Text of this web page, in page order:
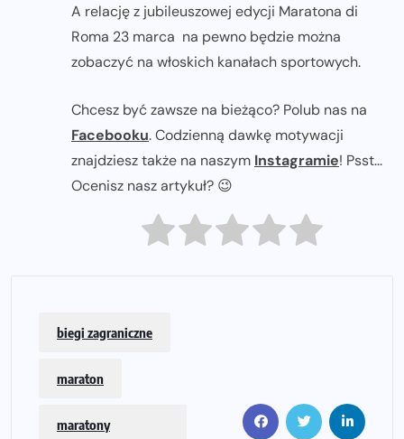
A relację z jubileuszowej edycji Maratona di
Roma 23 marca na pewno będzie można
zobaczyć na włoskich kanałach sportowych.
Chcesz być zawsze na bieżąco? Polub nas na
Facebooku. Codzienną dawkę motywacji
znajdziesz także na naszym Instagramie! Psst...
Ocenisz nasz artykuł? 😉
biegi zagraniczne
maraton
maratony